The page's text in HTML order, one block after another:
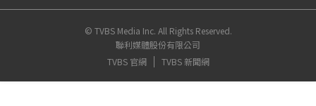
© TVBS Media Inc. All Rights Reserved.
聯利媒體股份有限公司
TVBS 官網
TVBS 新聞網